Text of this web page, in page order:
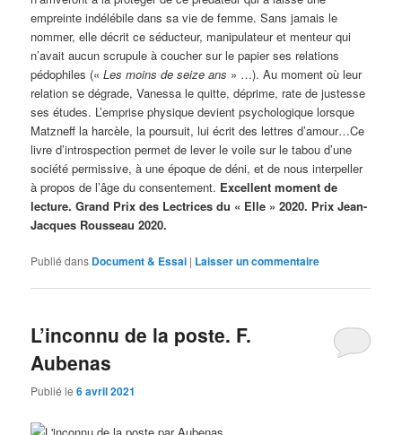
empreinte indélébile dans sa vie de femme. Sans jamais le
nommer, elle décrit ce séducteur, manipulateur et menteur qui
n’avait aucun scrupule à coucher sur le papier ses relations
pédophiles («Les moins de seize ans » …). Au moment où leur
relation se dégrade, Vanessa le quitte, déprime, rate de justesse
ses études. L’emprise physique devient psychologique lorsque
Matzneff la harcèle, la poursuit, lui écrit des lettres d’amour…Ce
livre d’introspection permet de lever le voile sur le tabou d’une
société permissive, à une époque de déni, et de nous interpeller
à propos de l’âge du consentement. Excellent moment de
lecture. Grand Prix des Lectrices du « Elle » 2020. Prix Jean-
Jacques Rousseau 2020.
Publié dans Document & Essai | Laisser un commentaire
L’inconnu de la poste. F.
Aubenas
Publié le6 avril 2021